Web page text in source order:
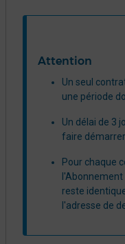
Attention
Un seul
une période
Un délai de 3
faire
Pour chaque
reste
l'adresse de